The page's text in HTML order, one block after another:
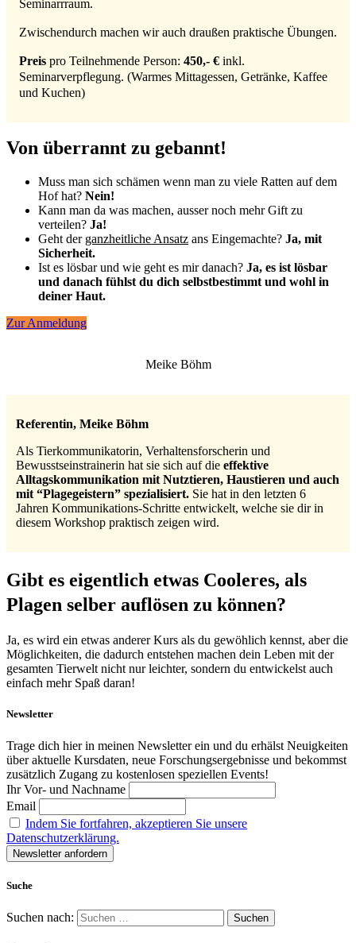
Seminarrraum.
Zwischendurch machen wir auch draußen praktische Übungen.
Preis pro Teilnehmende Person: 450,- € inkl.
Seminarverpflegung. (Warmes Mittagessen, Getränke, Kaffee
und Kuchen)
Von überrannt zu gebannt!
Muss man sich schämen wenn man zu viele Ratten auf dem
Hof hat? Nein!
Kann man da was machen, ausser noch mehr Gift zu
verteilen? Ja!
Geht der ganzheitliche Ansatz ans Eingemachte? Ja, mit
Sicherheit.
Ist es lösbar und wie geht es mir danach? Ja, es ist lösbar
und danach fühlst du dich selbstbestimmt und wohl in
deiner Haut.
Zur Anmeldung
Meike Böhm
Referentin, Meike Böhm
Als Tierkommunikatorin, Verhaltensforscherin und
Bewusstseinstrainerin hat sie sich auf die effektive
Alltagskommunikation mit Nutztieren, Haustieren und auch
mit “Plagegeistern” spezialisiert. Sie hat in den letzten 6
Jahren Kommunikations-Schritte entwickelt, welche sie dir in
diesem Workshop praktisch zeigen wird.
Gibt es eigentlich etwas Cooleres, als
Plagen selber auflösen zu können?
Ja, es wird ein etwas anderer Kurs als du gewöhlich kennst, aber die
Möglichkeiten, die dadurch entstehen machen dein Leben mit der
gesamten Tierwelt nicht nur leichter, sondern du entwickelst auch
einfach mehr Spaß daran!
Newsletter
Trage dich hier in meinen Newsletter ein und du erhälst Neuigkeiten
über aktuelle Kursdaten, neue Forschungsergebnisse und bekommst
zusätzlich Zugang zu kostenlosen speziellen Events!
Ihr Vor- und Nachname
Email
Indem Sie fortfahren, akzeptieren Sie unsere
Datenschutzerklärung.
Suche
Suchen nach: